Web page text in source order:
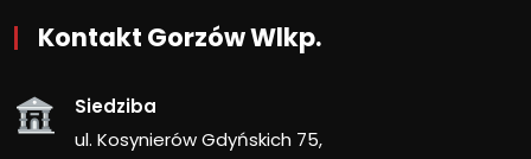
Kontakt Gorzów Wlkp.
Siedziba
ul. Kosynierów Gdyńskich 75,